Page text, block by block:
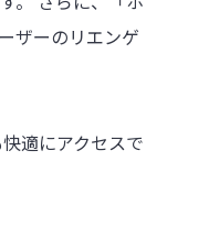
ザーのリエンゲ
適にアクセスで